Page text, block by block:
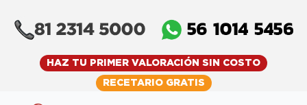
content
HAZ TU PRIMER VALORACIÓN SIN COSTO
RECETARIO GRATIS
navigation